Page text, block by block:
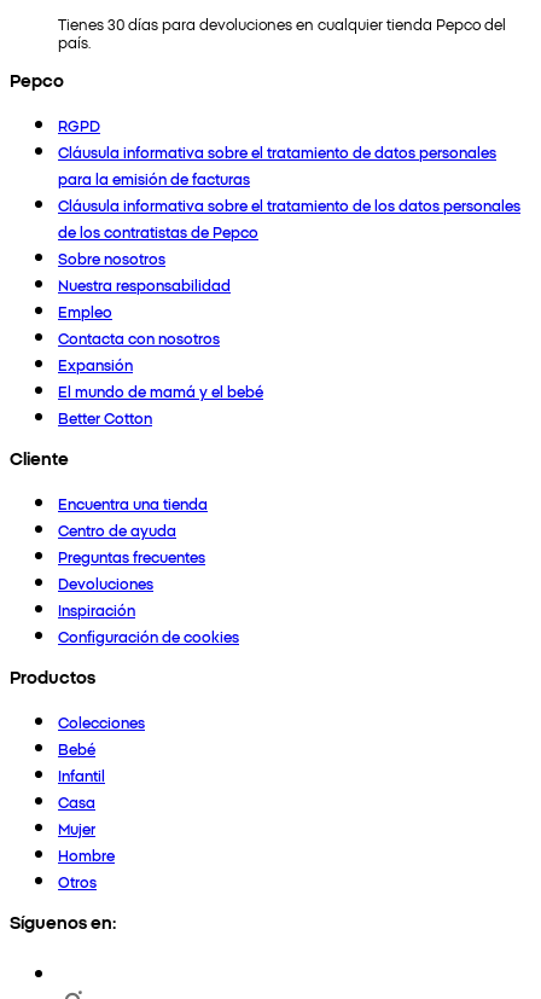
Tienes 30 días para devoluciones en cualquier tienda Pepco del
país.
Pepco
RGPD
Cláusula informativa sobre el tratamiento de datos personales
para la emisión de facturas
Cláusula informativa sobre el tratamiento de los datos personales
de los contratistas de Pepco
Sobre nosotros
Nuestra responsabilidad
Empleo
Contacta con nosotros
Expansión
El mundo de mamá y el bebé
Better Cotton
Cliente
Encuentra una tienda
Centro de ayuda
Preguntas frecuentes
Devoluciones
Inspiración
Configuración de cookies
Productos
Colecciones
Bebé
Infantil
Casa
Mujer
Hombre
Otros
Síguenos en: